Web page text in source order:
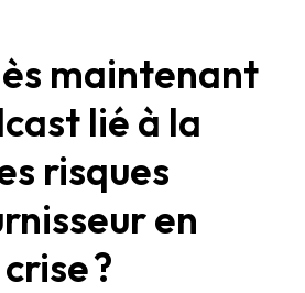
maintenant
lié à la
risques
en
?